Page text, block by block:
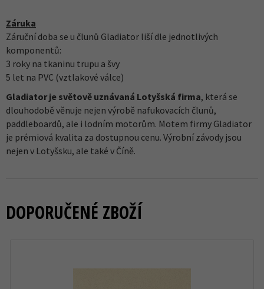
Záruka
Záruční doba se u člunů Gladiator liší dle jednotlivých
komponentů:
3 roky na tkaninu trupu a švy
5 let na PVC (vztlakové válce)
Gladiator je světově uznávaná Lotyšská firma, která se
dlouhodobě věnuje nejen výrobě nafukovacích člunů,
paddleboardů, ale i lodním motorům. Motem firmy Gladiator
je prémiová kvalita za dostupnou cenu. Výrobní závody jsou
nejen v Lotyšsku, ale také v Číně.
DOPORUČENÉ ZBOŽÍ